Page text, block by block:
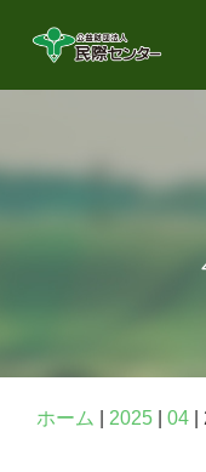
ホーム 2025 04